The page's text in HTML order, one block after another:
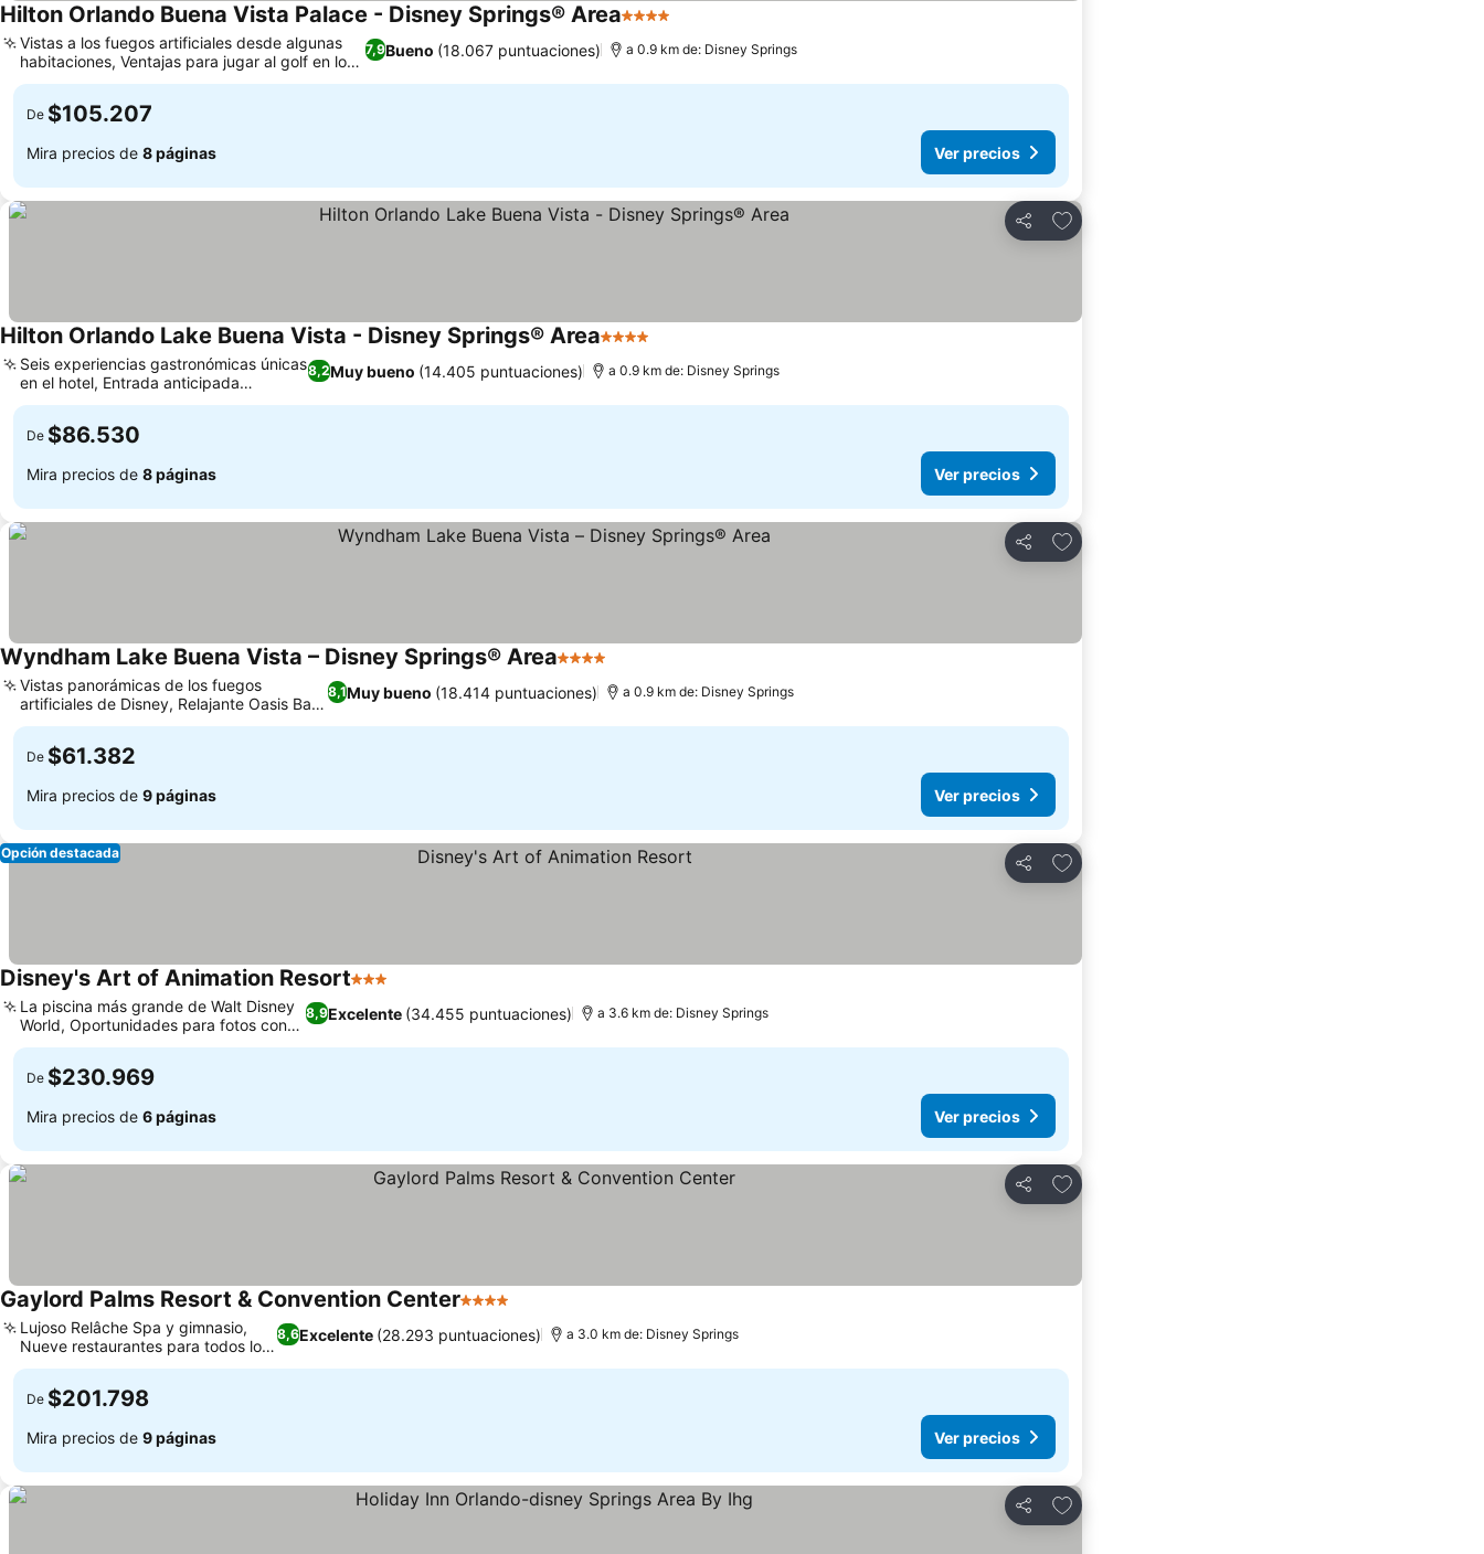
Hilton Orlando Buena Vista Palace - Disney Springs® Area4 Estrellas
7,9Bueno (18.067 puntuaciones)
Vistas a los fuegos artificiales desde algunas
habitaciones, Ventajas para jugar al golf en los
campos de Disney
a 0.9 km de: Disney Springs
De $105.207
Mira precios de 8 páginas Ver precios
Compartir
Agregar a favoritos
Hilton Orlando Lake Buena Vista - Disney Springs® Area4 Estrellas
8,2Muy bueno (14.405 puntuaciones)
Seis experiencias gastronómicas únicas
en el hotel, Entrada anticipada
exclusiva a Disney
a 0.9 km de: Disney Springs
De $86.530
Mira precios de 8 páginas Ver precios
Compartir
Agregar a favoritos
Wyndham Lake Buena Vista – Disney Springs® Area4 Estrellas
8,1Muy bueno (18.414 puntuaciones)
Vistas panorámicas de los fuegos
artificiales de Disney, Relajante Oasis Bar
& Grill junto a la piscina
a 0.9 km de: Disney Springs
De $61.382
Mira precios de 9 páginas Ver precios
Compartir
Agregar a favoritos
Opción destacada
Disney's Art of Animation Resort3 Estrellas
8,9Excelente (34.455 puntuaciones)
La piscina más grande de Walt Disney
World, Oportunidades para fotos con
personajes
a 3.6 km de: Disney Springs
De $230.969
Mira precios de 6 páginas Ver precios
Compartir
Agregar a favoritos
Gaylord Palms Resort & Convention Center4 Estrellas
8,6Excelente (28.293 puntuaciones)
Lujoso Relâche Spa y gimnasio,
Nueve restaurantes para todos los
gustos
a 3.0 km de: Disney Springs
De $201.798
Mira precios de 9 páginas Ver precios
Compartir
Agregar a favoritos